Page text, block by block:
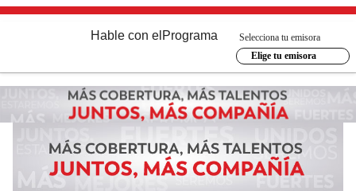
Hable con el Programa
Selecciona tu emisora
Elige tu emisora